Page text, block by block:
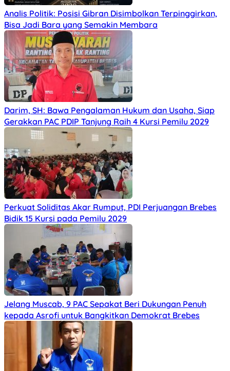
Analis Politik: Posisi Gibran Disimbolkan Terpinggirkan,
Bisa Jadi Bara yang Semakin Membara
Darim, SH: Bawa Pengalaman Hukum dan Usaha, Siap
Gerakkan PAC PDIP Tanjung Raih 4 Kursi Pemilu 2029
Perkuat Soliditas Akar Rumput, PDI Perjuangan Brebes
Bidik 15 Kursi pada Pemilu 2029
Jelang Muscab, 9 PAC Sepakat Beri Dukungan Penuh
kepada Asrofi untuk Bangkitkan Demokrat Brebes